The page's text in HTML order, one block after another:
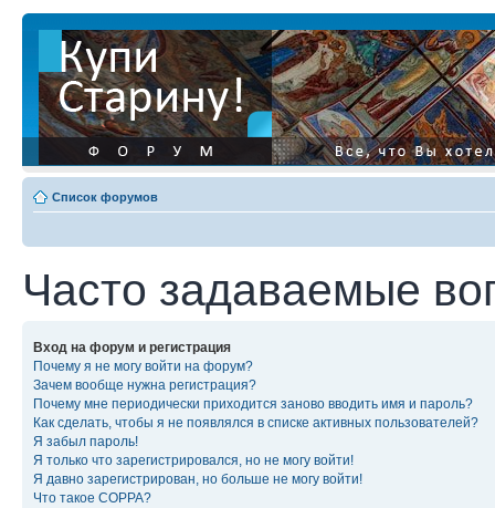
Список форумов
Часто задаваемые
Вход на форум и регистрация
Почему я не могу войти на форум?
Зачем вообще нужна регистрация?
Почему мне периодически приходится заново вводить имя и пароль?
Как сделать, чтобы я не появлялся в списке активных пользователей?
Я забыл пароль!
Я только что зарегистрировался, но не могу войти!
Я давно зарегистрирован, но больше не могу войти!
Что такое COPPA?